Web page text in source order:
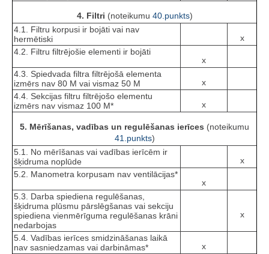
4. Filtri (noteikumu 40.punkts)
4.1. Filtru korpusi ir bojāti vai nav
hermētiski
x
4.2. Filtru filtrējošie elementi ir bojāti
x
4.3. Spiedvada filtra filtrējošā elementa
izmērs nav 80 M vai vismaz 50 M
x
4.4. Sekcijas filtru filtrējošo elementu
izmērs nav vismaz 100 M*
x
5. Mērīšanas, vadības un regulēšanas ierīces (noteikumu
41.punkts)
5.1. No mērīšanas vai vadības ierīcēm ir
šķidruma noplūde
x
5.2. Manometra korpusam nav ventilācijas*
x
5.3. Darba spiediena regulēšanas,
šķidruma plūsmu pārslēgšanas vai sekciju
spiediena vienmērīguma regulēšanas krāni
nedarbojas
x
5.4. Vadības ierīces smidzināšanas laikā
nav sasniedzamas vai darbināmas*
x